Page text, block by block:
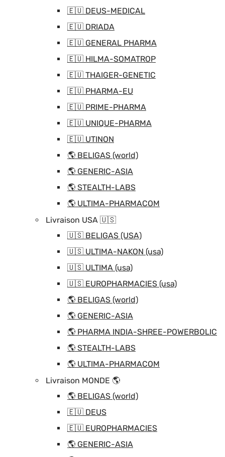
🇪🇺 DEUS-MEDICAL
🇪🇺 DRIADA
🇪🇺 GENERAL PHARMA
🇪🇺 HILMA-SOMATROP
🇪🇺 THAIGER-GENETIC
🇪🇺 PHARMA-EU
🇪🇺 PRIME-PHARMA
🇪🇺 UNIQUE-PHARMA
🇪🇺 UTINON
🌎 BELIGAS (world)
🌎 GENERIC-ASIA
🌎 STEALTH-LABS
🌎 ULTIMA-PHARMACOM
Livraison USA 🇺🇸
🇺🇸 BELIGAS (USA)
🇺🇸 ULTIMA-NAKON (usa)
🇺🇸 ULTIMA (usa)
🇺🇸 EUROPHARMACIES (usa)
🌎 BELIGAS (world)
🌎 GENERIC-ASIA
🌎 PHARMA INDIA-SHREE-POWERBOLIC
🌎 STEALTH-LABS
🌎 ULTIMA-PHARMACOM
Livraison MONDE 🌎
🌎 BELIGAS (world)
🇪🇺 DEUS
🇪🇺 EUROPHARMACIES
🌎 GENERIC-ASIA